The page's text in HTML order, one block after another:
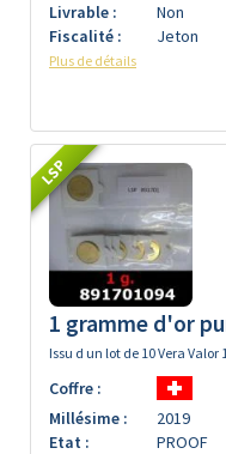
Livrable :
Non
Fiscalité :
Jeton
Plus de détails
LSP
1 gramme d'or
Issu d un lot de 10 Vera Valor
Coffre :
Millésime :
2019
Etat :
PROOF